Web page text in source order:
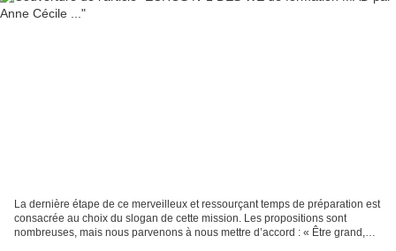
La dernière étape de ce merveilleux et ressourçant temps de préparation est
consacrée au choix du slogan de cette mission. Les propositions sont
nombreuses, mais nous parvenons à nous mettre d’accord : « Être grand,